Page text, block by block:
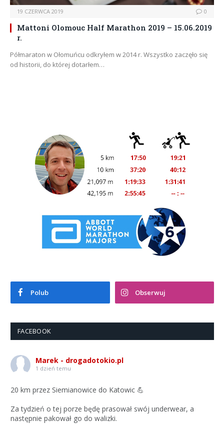
19 CZERWCA 2019 0
Mattoni Olomouc Half Marathon 2019 – 15.06.2019
r.
Półmaraton w Ołomuńcu odkryłem w 2014 r. Wszystko zaczęło się
od historii, do której dotarłem…
Polub Obserwuj
FACEBOOK
Marek - drogadotokio.pl
1 dzień temu
20 km przez Siemianowice do Katowic 💪
Za tydzień o tej porze będę prasował swój underwear, a
następnie pakował go do walizki.